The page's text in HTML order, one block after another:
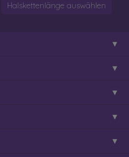
Halskettenlänge auswählen